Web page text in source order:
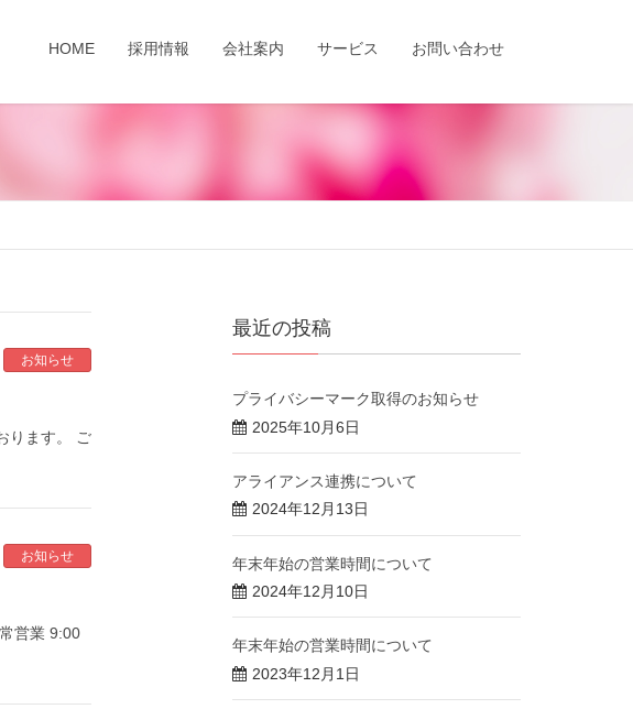
HOME 採用情報 会社案内 サービス お問い合わせ
お知らせ
ります。 ご
お知らせ
営業 9:00
最近の投稿
プライバシーマーク取得のお知らせ
2025年10月6日
アライアンス連携について
2024年12月13日
年末年始の営業時間について
2024年12月10日
年末年始の営業時間について
2023年12月1日